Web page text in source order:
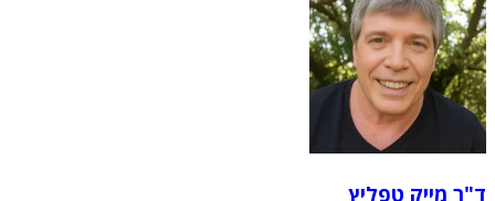
ד"ר מייק טפליץ